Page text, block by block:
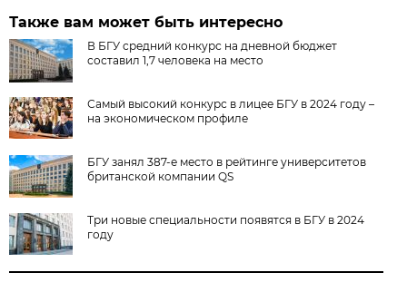
Также вам может быть интересно
В БГУ средний конкурс на дневной бюджет
составил 1,7 человека на место
Самый высокий конкурс в лицее БГУ в 2024 году –
на экономическом профиле
БГУ занял 387-е место в рейтинге университетов
британской компании QS
Три новые специальности появятся в БГУ в 2024
году